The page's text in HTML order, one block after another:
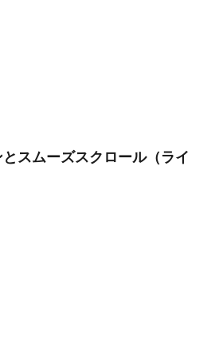
スムーズスクロール（ライ